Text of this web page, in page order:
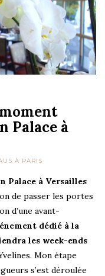
Palace à
À PARIS
Palace à Versailles
de passer les portes
d’une avant-
dédié à la
les week-ends
Mon étape
s’est déroulée